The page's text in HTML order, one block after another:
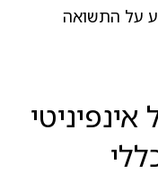
על התשואה